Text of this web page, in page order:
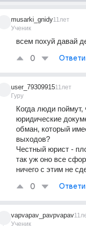
musarki_gnidy
Ученик
11лет
всем похуй давай
0
user_79309915
Гуру
11лет
Когда люди поймут,
юридические
обман, который
выходов?
Честный юрист -
так уж оно все
ничего с этим не
0
vapvapav_pavpvapav
Ученик